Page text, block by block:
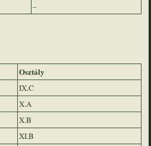
–
Osztály
IX.C
X.A
X.B
XI.B